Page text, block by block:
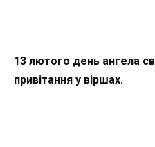
13 лютого день ангела
привітання у віршах.